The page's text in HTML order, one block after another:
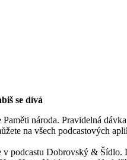
se dívá
národa. Pravidelná
na všech podcastových
podcastu Dobrovský &